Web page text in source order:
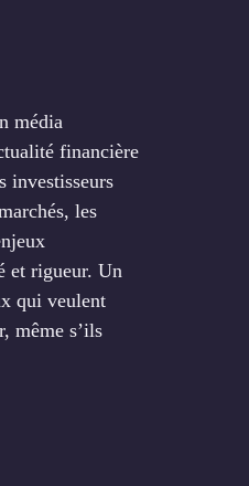
média
financière
investisseurs
les
et rigueur. Un
qui veulent
même s’ils